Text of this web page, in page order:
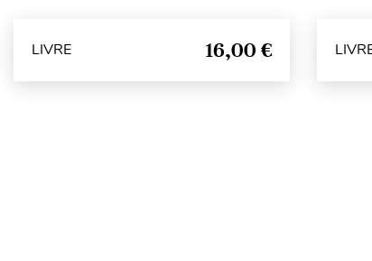
LIVRE 16,00 €